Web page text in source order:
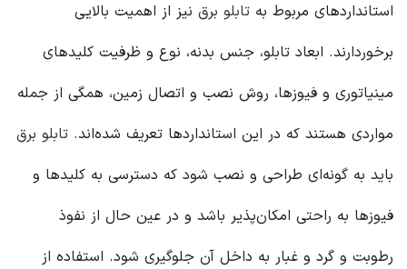
استانداردهای مربوط به تابلو برق نیز از اهمیت بالایی
برخوردارند. ابعاد تابلو، جنس بدنه، نوع و ظرفیت کلیدهای
مینیاتوری و فیوزها، روش نصب و اتصال زمین، همگی از جمله
مواردی هستند که در این استانداردها تعریف شده‌اند. تابلو برق
باید به گونه‌ای طراحی و نصب شود که دسترسی به کلیدها و
فیوزها به راحتی امکان‌پذیر باشد و در عین حال از نفوذ
رطوبت و گرد و غبار به داخل آن جلوگیری شود. استفاده از